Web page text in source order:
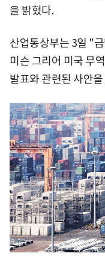
을 밝혔다.
산업통상부는 3일 "
미슨 그리어 미국 무
발표와 관련된 사안